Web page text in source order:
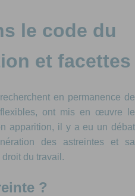
le code du
et facettes
en permanence de
ont mis en œuvre le
apparition, il y a eu un débat
des astreintes et sa
du travail.
?